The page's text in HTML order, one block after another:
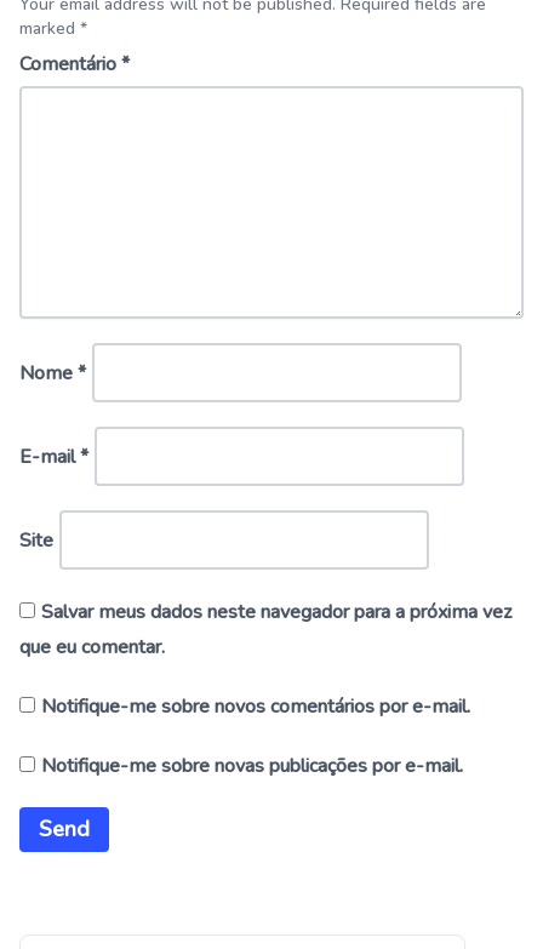
marked *
Comentário*
Nome*
E-mail*
Site
Salvar meus dados neste navegador para a próxima vez
que eu comentar.
Notifique-me sobre novos comentários por e-mail.
Notifique-me sobre novas publicações por e-mail.